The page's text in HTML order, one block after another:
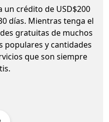
un crédito de USD$200
días. Mientras tenga el
gratuitas de muchos
populares y cantidades
que son siempre